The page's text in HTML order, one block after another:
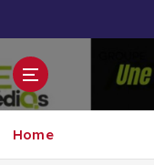
p
t
o
o
Home